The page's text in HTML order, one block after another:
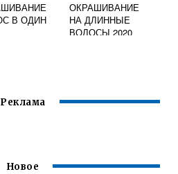
В ОДИН
ОКРАШИВАНИЕ
НА ДЛИННЫЕ
ВОЛОСЫ 2020
Реклама
Новое